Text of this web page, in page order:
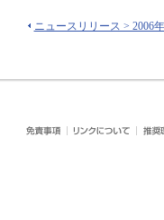
ニュースリリース > 2006年